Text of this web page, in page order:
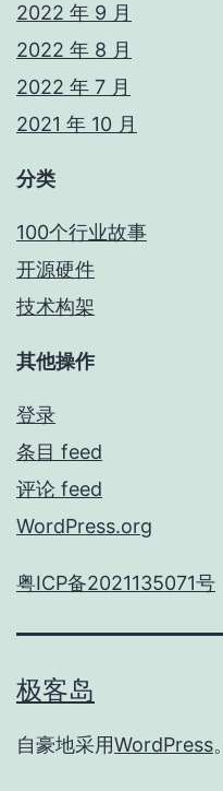
2022 年 9 月
2022 年 8 月
2022 年 7 月
2021 年 10 月
分类
100个行业故事
开源硬件
技术构架
其他操作
登录
条目 feed
评论 feed
WordPress.org
粤ICP备2021135071号
极客岛
自豪地采用WordPress。